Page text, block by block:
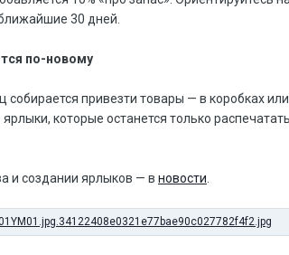
30 дней.
по-новому
привезти товары — в коробках
которые останется только
и создании ярлыков — в новости